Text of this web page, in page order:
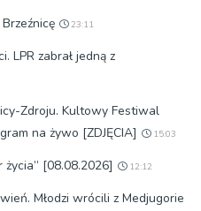
23:11
LPR zabrał jedną z
Zdroju. Kultowy Festiwal
na żywo [ZDJĘCIA]
15:03
życia” [08.08.2026] 12:12
Młodzi wrócili z Medjugorie